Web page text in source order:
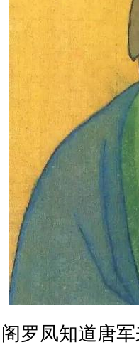
阁罗凤知道唐